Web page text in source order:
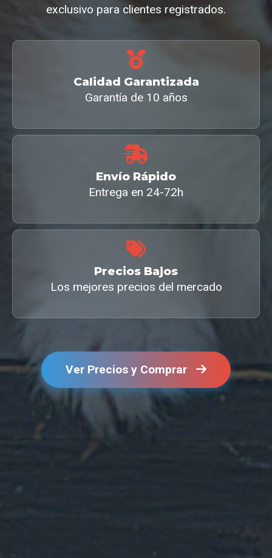
exclusivo para clientes registrados.
Calidad Garantizada
Garantía de 10 años
Envío Rápido
Entrega en 24-72h
Precios Bajos
Los mejores precios del mercado
Ver Precios y Comprar